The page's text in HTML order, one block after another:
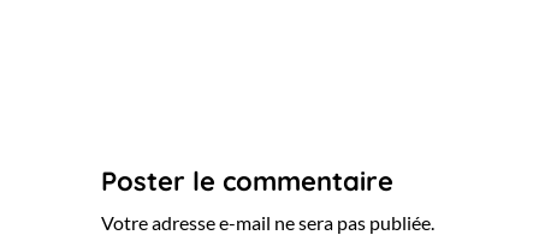
Poster le commentaire
Votre adresse e-mail ne sera pas publiée.